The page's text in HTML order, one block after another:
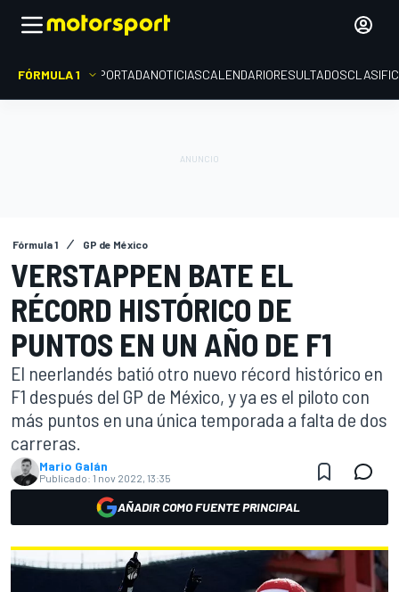
FÓRMULA 1 PORTADANOTICIASCALENDARIORESULTADOS
Fórmula 1 GP de México
VERSTAPPEN BATE EL
RÉCORD HISTÓRICO DE
PUNTOS EN UN AÑO DE F1
El neerlandés batió otro nuevo récord histórico en
F1 después del GP de México, y ya es el piloto con
más puntos en una única temporada a falta de dos
carreras.
Mario Galán
Publicado: 1 nov 2022, 13:35
AÑADIR COMO FUENTE PRINCIPAL